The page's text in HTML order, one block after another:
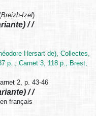
Breizh-Izel)
/ /
Hersart de), Collectes,
p. ; Carnet 3, 118 p., Brest,
2, p. 43-46
/ /
français